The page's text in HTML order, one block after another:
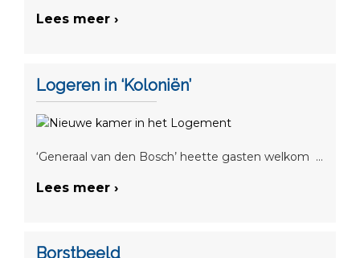
Lees meer ›
Logeren in ‘Koloniën’
‘Generaal van den Bosch’ heette gasten welkom ...
Lees meer ›
Borstbeeld